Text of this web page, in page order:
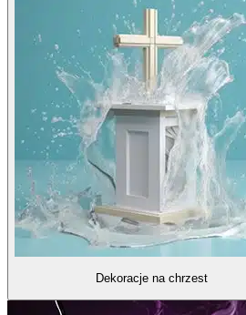
Dekoracje na chrzest